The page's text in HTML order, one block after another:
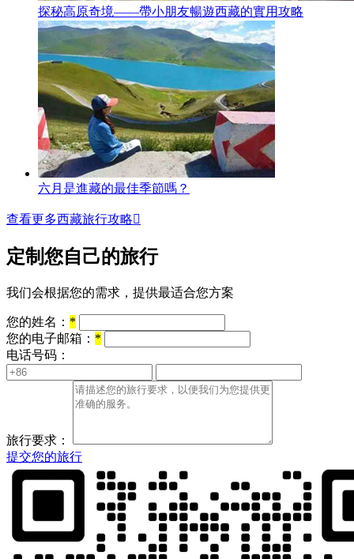
探秘高原奇境——帶小朋友暢遊西藏的實用攻略
六月是進藏的最佳季節嗎？
查看更多西藏旅行攻略
定制您自己的旅行
我们会根据您的需求，提供最适合您方案
您的姓名： *
您的电子邮箱： *
电话号码：
旅行要求：
提交您的旅行